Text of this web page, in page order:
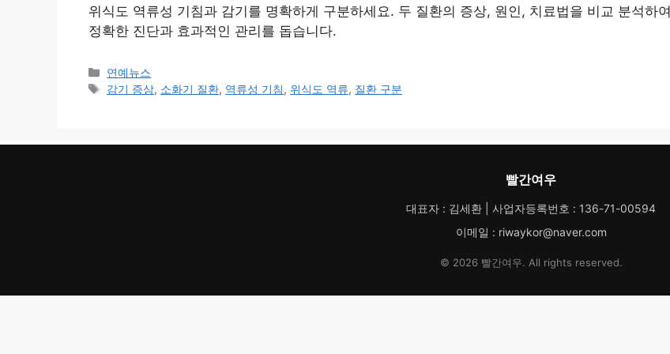
위식도 역류성 기침과 감기를 명확하게 구분하세요. 두 질환의 증상, 원인, 치료법을 비교 분석하여
정확한 진단과 효과적인 관리를 돕습니다.
카
테
연예뉴스
태
감기 증상, 소화기 질환, 역류성 기침, 위식도 역류, 질환 구분
빨간여우
대표자 : 김세환 | 사업자등록번호 : 136-71-00594
이메일 : riwaykor@naver.com
© 2026 빨간여우. All rights reserved.